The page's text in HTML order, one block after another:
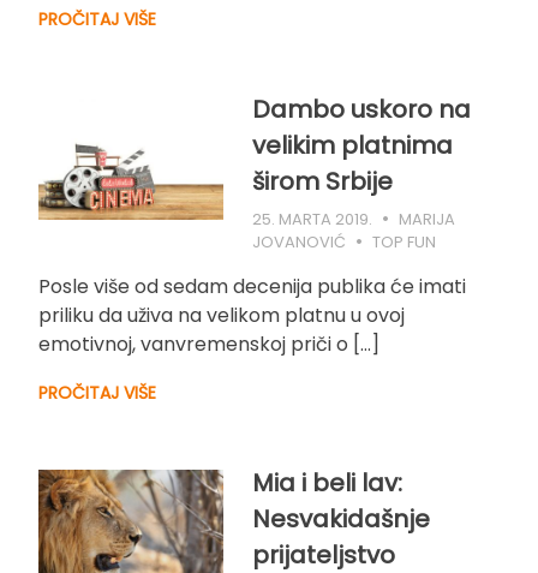
PROČITAJ VIŠE
Dambo uskoro na
velikim platnima
širom Srbije
25. MARTA 2019.
MARIJA
JOVANOVIĆ
TOP FUN
Posle više od sedam decenija publika će imati
priliku da uživa na velikom platnu u ovoj
emotivnoj, vanvremenskoj priči o […]
PROČITAJ VIŠE
Mia i beli lav:
Nesvakidašnje
prijateljstvo